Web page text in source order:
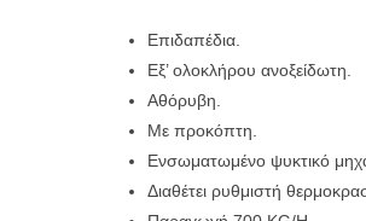
Επιδαπέδια.
Εξ’ ολοκλήρου ανοξείδωτη.
Αθόρυβη.
Με προκόπτη.
Ενσωματωμένο ψυκτικό
Διαθέτει ρυθμιστή